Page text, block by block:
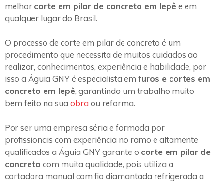
melhor corte em pilar de concreto em Iepê e em
qualquer lugar do Brasil.
O processo de corte em pilar de concreto é um
procedimento que necessita de muitos cuidados ao
realizar, conhecimentos, experiência e habilidade, por
isso a Águia GNY é especialista em furos e cortes em
concreto em Iepê, garantindo um trabalho muito
bem feito na sua obra ou reforma.
Por ser uma empresa séria e formada por
profissionais com experiência no ramo e altamente
qualificados a Águia GNY garante o corte em pilar de
concreto com muita qualidade, pois utiliza a
cortadora manual com fio diamantada refrigerada a